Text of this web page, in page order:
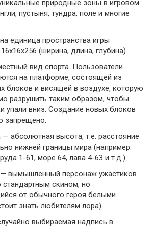
природные зоны в игровом
пустыня, тундра, поле и многие
единица пространства игры
(ширина, длина, глубина).
вид спорта. Пользователи
на платформе, состоящей из
блоков и висящей в воздухе, которую
разрушить таким образом, чтобы
упали вниз. Создание новых блоков
запрещено.
— абсолютная высота, т.е. расстояние
нижней границы мира (например:
1-61, море 64, лава 4-63 и т.д.).
вымышленный персонаж ужастиков
стандартным скином, но
от обычного героя белыми
знать любителям лора).
выбираемая надпись в